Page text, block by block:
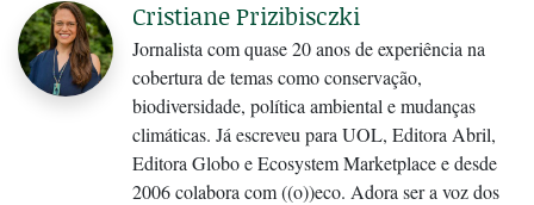
Cristiane Prizibisczki
Jornalista com quase 20 anos de experiência na
cobertura de temas como conservação,
biodiversidade, política ambiental e mudanças
climáticas. Já escreveu para UOL, Editora Abril,
Editora Globo e Ecosystem Marketplace e desde
2006 colabora com ((o))eco. Adora ser a voz dos